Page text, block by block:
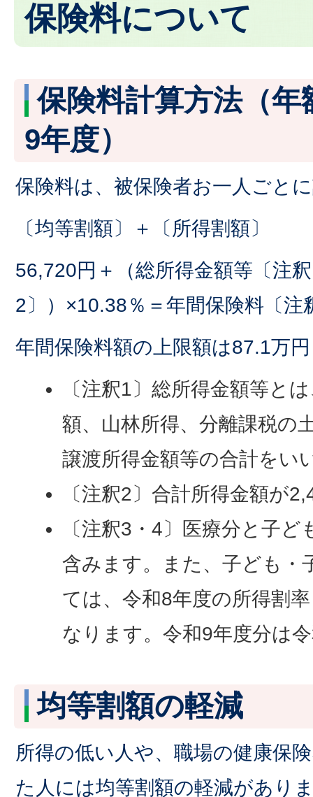
保険料について
保険料計算方法（年
9年度）
保険料は、被保険者お一人ごと
〔均等割額〕＋〔所得割額〕
56,720円＋（総所得金額等〔注
2〕）×10.38％＝年間保険料〔注
年間保険料額の上限額は87.1万
〔注釈1〕総所得金額等と
額、山林所得、分離課税の
譲渡所得金額等の合計をい
〔注釈2〕合計所得金額が
〔注釈3・4〕医療分と子
含みます。また、子ども・
ては、令和8年度の所得割
なります。令和9年度分は
均等割額の軽減
所得の低い人や、職場の健康保
た人には均等割額の軽減があり